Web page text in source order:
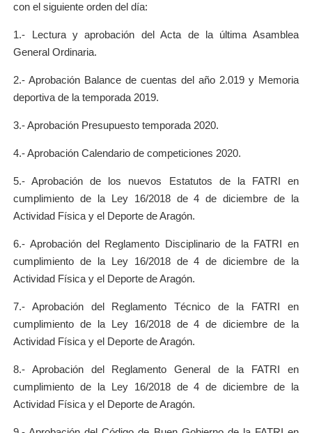
con el siguiente orden del día:
1.- Lectura y aprobación del Acta de la última Asamblea
General Ordinaria.
2.- Aprobación Balance de cuentas del año 2.019 y Memoria
deportiva de la temporada 2019.
3.- Aprobación Presupuesto temporada 2020.
4.- Aprobación Calendario de competiciones 2020.
5.- Aprobación de los nuevos Estatutos de la FATRI en
cumplimiento de la Ley 16/2018 de 4 de diciembre de la
Actividad Física y el Deporte de Aragón.
6.- Aprobación del Reglamento Disciplinario de la FATRI en
cumplimiento de la Ley 16/2018 de 4 de diciembre de la
Actividad Física y el Deporte de Aragón.
7.- Aprobación del Reglamento Técnico de la FATRI en
cumplimiento de la Ley 16/2018 de 4 de diciembre de la
Actividad Física y el Deporte de Aragón.
8.- Aprobación del Reglamento General de la FATRI en
cumplimiento de la Ley 16/2018 de 4 de diciembre de la
Actividad Física y el Deporte de Aragón.